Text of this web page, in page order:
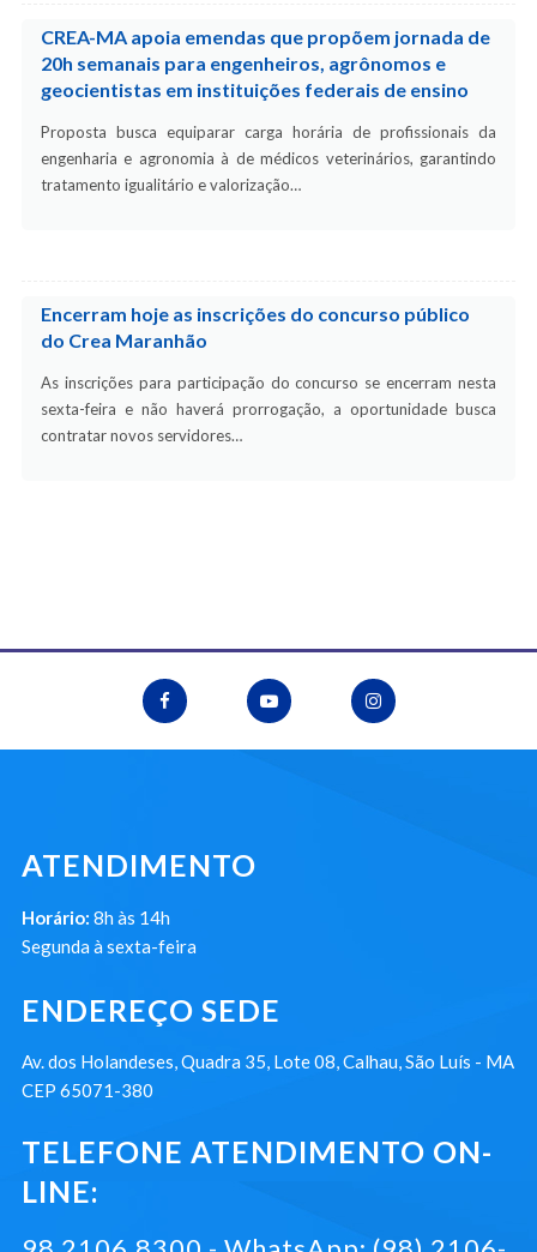
CREA-MA apoia emendas que propõem jornada de
20h semanais para engenheiros, agrônomos e
geocientistas em instituições federais de ensino
Proposta busca equiparar carga horária de profissionais da
engenharia e agronomia à de médicos veterinários, garantindo
tratamento igualitário e valorização…
Encerram hoje as inscrições do concurso público
do Crea Maranhão
As inscrições para participação do concurso se encerram nesta
sexta-feira e não haverá prorrogação, a oportunidade busca
contratar novos servidores…
ATENDIMENTO
Horário: 8h às 14h
Segunda à sexta-feira
ENDEREÇO SEDE
Av. dos Holandeses, Quadra 35, Lote 08, Calhau, São Luís - MA
CEP 65071-380
TELEFONE ATENDIMENTO ON-
LINE: